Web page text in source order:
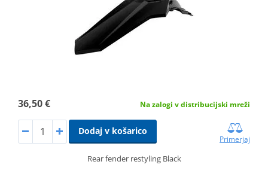
36,50 € Na zalogi v distribucijski mreži
Dodaj v košarico
Primerjaj
Rear fender restyling Black